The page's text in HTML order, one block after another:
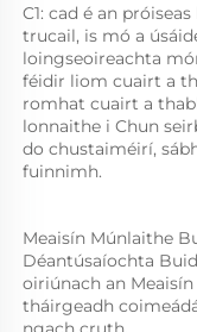
C1: cad é an
trucail, is mó a
loingseoireachta
féidir liom cuairt a
romhat cuairt a
lonnaithe i Chun
do chustaiméirí,
fuinnimh.
Meaisín Múnlaithe
Déantúsaíochta
oiriúnach an
tháirgeadh